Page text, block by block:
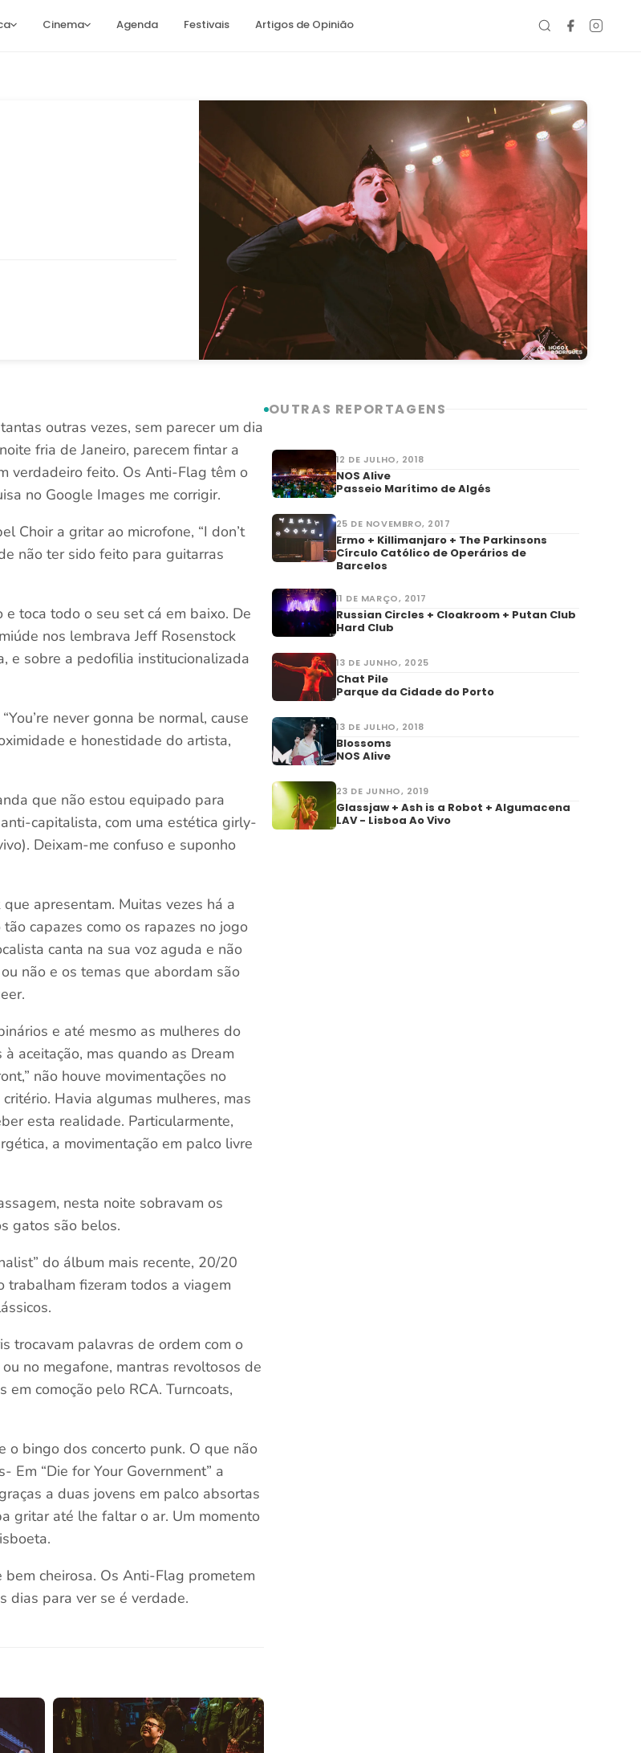
Cinema Agenda Festivais Artigos de Opinião
outras vezes, sem parecer um dia
fria de Janeiro, parecem fintar a
verdadeiro feito. Os Anti-Flag têm o
no Google Images me corrigir.
Choir a gritar ao microfone, “I don’t
não ter sido feito para guitarras
toca todo o seu set cá em baixo. De
nos lembrava Jeff Rosenstock
e sobre a pedofilia institucionalizada
never gonna be normal, cause
e honestidade do artista,
que não estou equipado para
capitalista, com uma estética girly-
Deixam-me confuso e suponho
apresentam. Muitas vezes há a
capazes como os rapazes no jogo
canta na sua voz aguda e não
não e os temas que abordam são
e até mesmo as mulheres do
aceitação, mas quando as Dream
não houve movimentações no
Havia algumas mulheres, mas
esta realidade. Particularmente,
a movimentação em palco livre
nesta noite sobravam os
gatos são belos.
do álbum mais recente, 20/20
trabalham fizeram todos a viagem
trocavam palavras de ordem com o
no megafone, mantras revoltosos de
comoção pelo RCA. Turncoats,
o bingo dos concerto punk. O que não
“Die for Your Government” a
a duas jovens em palco absortas
gritar até lhe faltar o ar. Um momento
cheirosa. Os Anti-Flag prometem
dias para ver se é verdade.
OUTRAS REPORTAGENS
12 DE JULHO, 2018
NOS Alive
Passeio Marítimo de Algés
25 DE NOVEMBRO, 2017
Ermo + Killimanjaro + The Parkinsons
Círculo Católico de Operários de
Barcelos
11 DE MARÇO, 2017
Russian Circles + Cloakroom + Putan Club
Hard Club
13 DE JUNHO, 2025
Chat Pile
Parque da Cidade do Porto
13 DE JULHO, 2018
Blossoms
NOS Alive
23 DE JUNHO, 2019
Glassjaw + Ash is a Robot + Algumacena
LAV - Lisboa Ao Vivo